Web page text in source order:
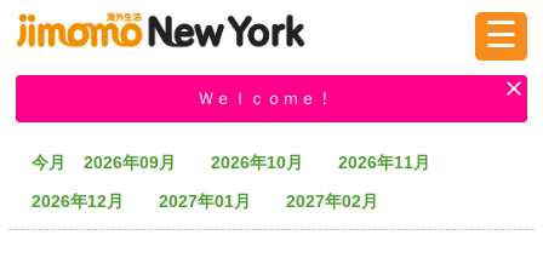
掲示板 タウン情報 教えて！
☰
Ｗｅｌｃｏｍｅ！
今月 2026年09月 2026年10月
2026年11月
2026年12月
2027年01月 2027年02月